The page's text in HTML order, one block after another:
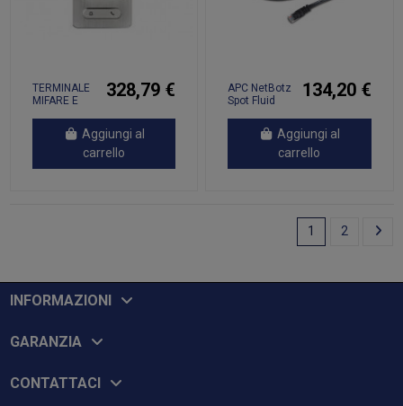
TERMINALE
MIFARE E
328,79 €
Aggiungi al
carrello
APC NetBotz
Spot Fluid
134,20 €
Aggiungi al
carrello
1 2
INFORMAZIONI
GARANZIA
CONTATTACI